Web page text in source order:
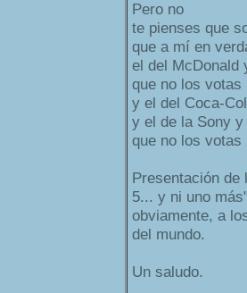
Pero no
te pienses que
que a mí en
el del McDonald
que no los votas
y el del Coca-
y el de la Sony y
que no los votas
Presentación
5... y ni uno
obviamente, a
del mundo.
Un saludo.